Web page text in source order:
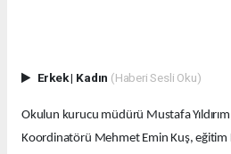
Erkek| Kadın (Haberi Sesli Oku)
Okulun kurucu müdürü Mustafa
Koordinatörü Mehmet Emin Kuş,